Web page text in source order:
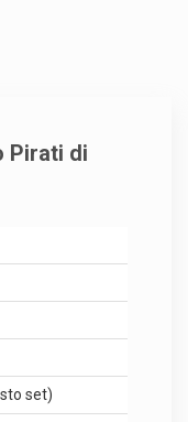
Pirati di
set)